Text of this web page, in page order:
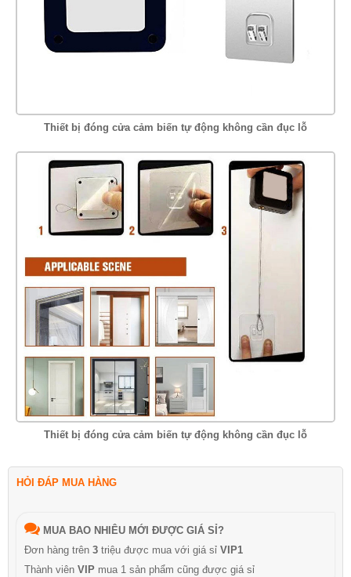
Thiết bị đóng cửa cảm biến tự động không cần đục lỗ
Thiết bị đóng cửa cảm biến tự động không cần đục lỗ
HỎI ĐÁP MUA HÀNG
MUA BAO NHIÊU MỚI ĐƯỢC GIÁ SỈ?
Đơn hàng trên 3 triệu được mua với giá sỉ VIP1
Thành viên VIP mua 1 sản phẩm cũng được giá sỉ